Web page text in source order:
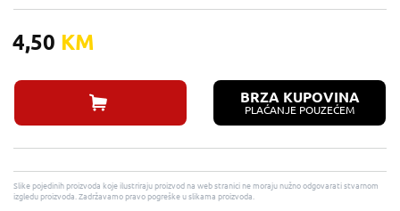
4,50 KM
BRZA KUPOVINA
PLAĆANJE POUZEĆEM
Slike pojedinih proizvoda koje ilustriraju proizvod na web stranici ne moraju nužno odgovarati stvarnom
izgledu proizvoda. Zadržavamo pravo pogreške u slikama proizvoda.